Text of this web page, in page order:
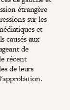
étrangère
sur les
et
causés aux
de
récent
de leurs